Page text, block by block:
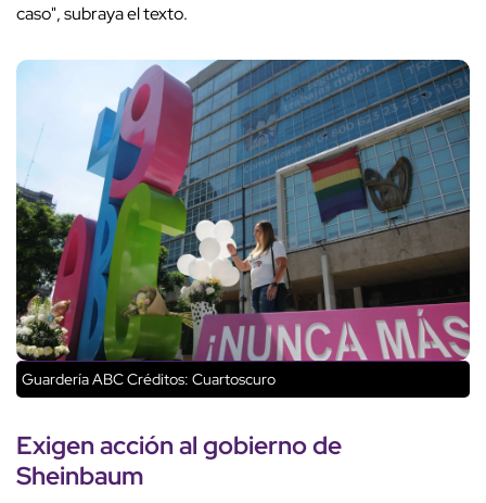
caso", subraya el texto.
Guardería ABCCréditos: Cuartoscuro
Exigenacción al gobierno de
Sheinbaum